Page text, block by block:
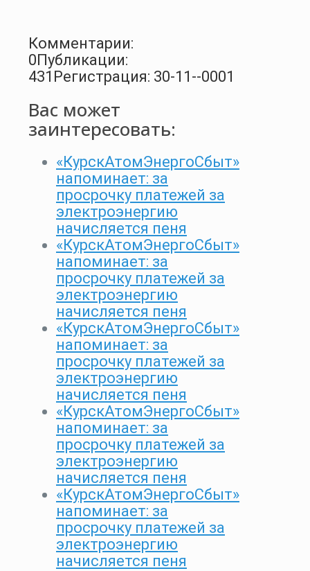
Комментарии:
0Публикации:
431 Регистрация: 30-11--0001
Вас может
заинтересовать:
«КурскАтомЭнергоСбыт»
напоминает: за
просрочку платежей за
электроэнергию
начисляется пеня
«КурскАтомЭнергоСбыт»
напоминает: за
просрочку платежей за
электроэнергию
начисляется пеня
«КурскАтомЭнергоСбыт»
напоминает: за
просрочку платежей за
электроэнергию
начисляется пеня
«КурскАтомЭнергоСбыт»
напоминает: за
просрочку платежей за
электроэнергию
начисляется пеня
«КурскАтомЭнергоСбыт»
напоминает: за
просрочку платежей за
электроэнергию
начисляется пеня